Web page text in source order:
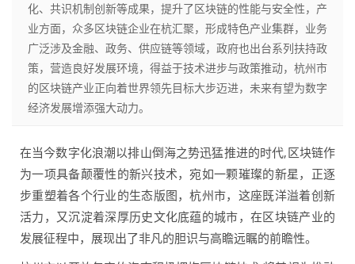
化、共识机制创新等成果，提升了区块链的性能与安全性，产
业方面，众多区块链企业在杭汇聚，形成特色产业集群，业务
广泛涉及金融、政务、供应链等领域，政府也出台系列扶持政
策，营造良好发展环境，得益于技术进步与政策推动，杭州市
的区块链产业正向着世界领先目标大步迈进，未来有望为数字
经济发展增添强大动力。
在当今数字化浪潮以排山倒海之势迅猛推进的时代,区块链作
为一项具备颠覆性的新兴技术，宛如一颗璀璨的新星，正逐
步重塑着各个行业的生态版图，杭州市，这座既洋溢着创新
活力，又沉淀着深厚历史文化底蕴的城市，在区块链产业的
发展征程中，展现出了非凡的胆识与高瞻远瞩的前瞻性。